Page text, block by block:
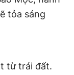
24.3.2020
Cấm sao
thuận bằng văn
tỏa sáng
từ trái đất.